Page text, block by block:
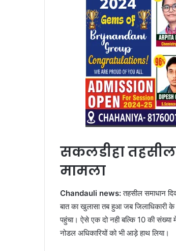
सकलडीहा तहसील
मामला
Chandauli news:तहसील समाधान
बात का खुलासा तब हुआ जब जिलाधिकारी के
पहुंचा। ऐसे एक दो नही बल्कि 10 की संख्या
नोडल अधिकारियों को भी आड़े हाथ लिया।